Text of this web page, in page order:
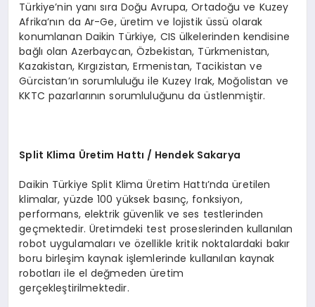
Türkiye’nin yanı sıra Doğu Avrupa, Ortadoğu ve Kuzey
Afrika’nın da Ar-Ge, üretim ve lojistik üssü olarak
konumlanan Daikin Türkiye, CIS ülkelerinden kendisine
bağlı olan Azerbaycan, Özbekistan, Türkmenistan,
Kazakistan, Kırgızistan, Ermenistan, Tacikistan ve
Gürcistan’ın sorumluluğu ile Kuzey Irak, Moğolistan ve
KKTC pazarlarının sorumluluğunu da üstlenmiştir.
Split Klima Üretim Hattı / Hendek Sakarya
Daikin Türkiye Split Klima Üretim Hattı’nda üretilen
klimalar, yüzde 100 yüksek basınç, fonksiyon,
performans, elektrik güvenlik ve ses testlerinden
geçmektedir. Üretimdeki test proseslerinden kullanılan
robot uygulamaları ve özellikle kritik noktalardaki bakır
boru birleşim kaynak işlemlerinde kullanılan kaynak
robotları ile el değmeden üretim
gerçekleştirilmektedir.